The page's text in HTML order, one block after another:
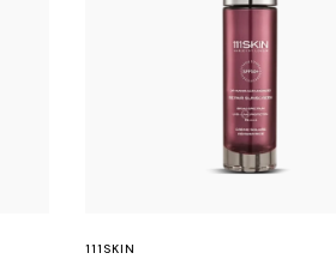
111SKIN